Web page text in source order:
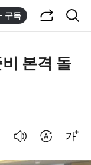
구독
본격 돌